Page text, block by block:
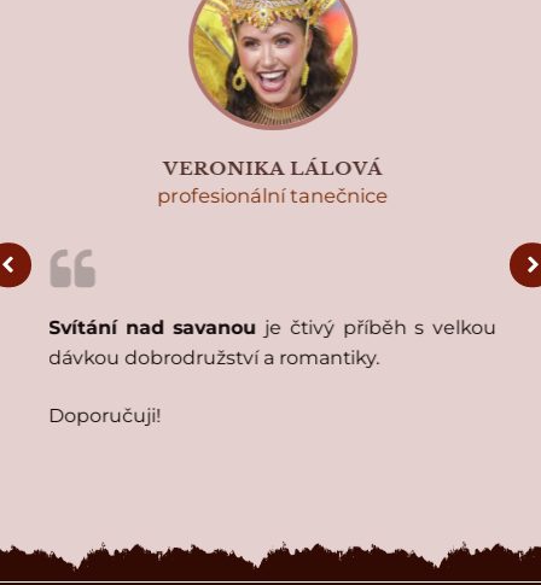
VERONIKA LÁLOVÁ
profesionální tanečnice
Svítání nad savanou je čtivý příběh s velkou
dávkou dobrodružství a romantiky.
Doporučuji!